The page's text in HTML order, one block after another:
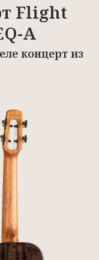
Flight
A
концерт из